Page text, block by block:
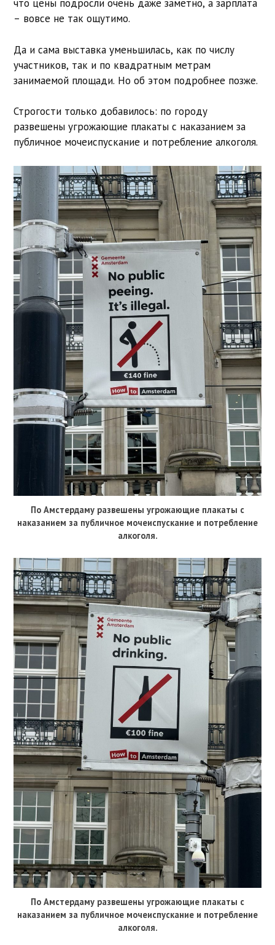
что цены подросли очень даже заметно, а зарплата
– вовсе не так ощутимо.
Да и сама выставка уменьшилась, как по числу
участников, так и по квадратным метрам
занимаемой площади. Но об этом подробнее позже.
Строгости только добавилось: по городу
развешены угрожающие плакаты с наказанием за
публичное мочеиспускание и потребление алкоголя.
По Амстердаму развешены угрожающие плакаты с
наказанием за публичное мочеиспускание и потребление
алкоголя.
По Амстердаму развешены угрожающие плакаты с
наказанием за публичное мочеиспускание и потребление
алкоголя.